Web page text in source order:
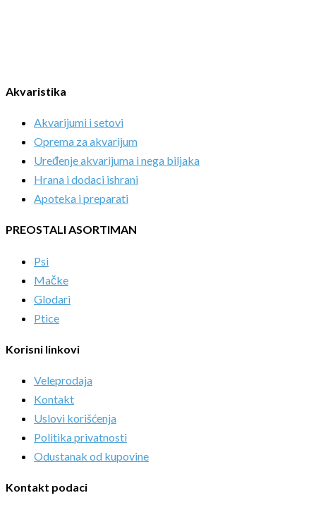
Akvaristika
Akvarijumi i setovi
Oprema za akvarijum
Uređenje akvarijuma i nega biljaka
Hrana i dodaci ishrani
Apoteka i preparati
PREOSTALI ASORTIMAN
Psi
Mačke
Glodari
Ptice
Korisni linkovi
Veleprodaja
Kontakt
Uslovi korišćenja
Politika privatnosti
Odustanak od kupovine
Kontakt podaci